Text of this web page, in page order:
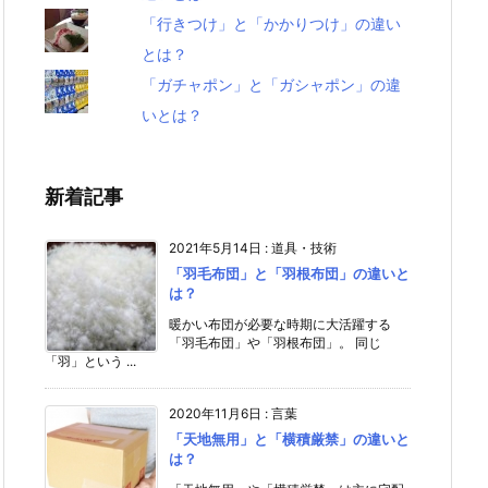
「行きつけ」と「かかりつけ」の違い
とは？
「ガチャポン」と「ガシャポン」の違
いとは？
新着記事
2021年5月14日 : 道具・技術
「羽毛布団」と「羽根布団」の違いと
は？
暖かい布団が必要な時期に大活躍する
「羽毛布団」や「羽根布団」。 同じ
「羽」という ...
2020年11月6日 : 言葉
「天地無用」と「横積厳禁」の違いと
は？